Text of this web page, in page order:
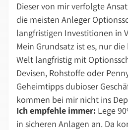
Dieser von mir verfolgte
die meisten Anleger
langfristigen Investitionen in
Mein Grundsatz ist es, nur
Welt langfristig mit
Devisen, Rohstoffe oder
Geheimtipps dubioser
kommen bei mir nicht ins
Ich empfehle immer: Lege
in sicheren Anlagen an. Da